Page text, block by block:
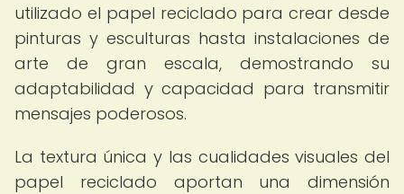
utilizado el papel reciclado para crear desde
pinturas y esculturas hasta instalaciones de
arte de gran escala, demostrando su
adaptabilidad y capacidad para transmitir
mensajes poderosos.
La textura única y las cualidades visuales del
papel reciclado aportan una dimensión